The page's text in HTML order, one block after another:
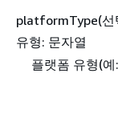
platformType(선
유형: 문자열
플랫폼 유형(